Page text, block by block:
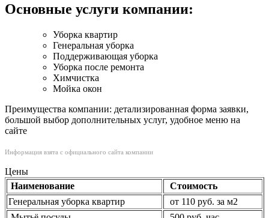
Основные услуги компании:
Уборка квартир
Генеральная уборка
Поддерживающая уборка
Уборка после ремонта
Химчистка
Мойка окон
Преимущества компании: детализированная форма заявки,
большой выбор дополнительных услуг, удобное меню на
сайте
Информация взята с официального сайта компании
Цены
Наименование
Стоимость
Генеральная уборка квартир
от 110 руб. за м2